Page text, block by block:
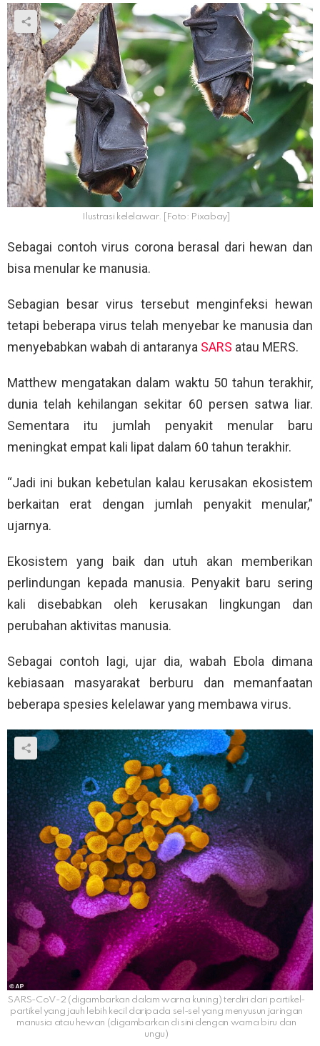
Ilustrasi kelelawar. [Foto: Pixabay]
Sebagai contoh virus corona berasal dari hewan dan
bisa menular ke manusia.
Sebagian besar virus tersebut menginfeksi hewan
tetapi beberapa virus telah menyebar ke manusia dan
menyebabkan wabah di antaranya SARS atau MERS.
Matthew mengatakan dalam waktu 50 tahun terakhir,
dunia telah kehilangan sekitar 60 persen satwa liar.
Sementara itu jumlah penyakit menular baru
meningkat empat kali lipat dalam 60 tahun terakhir.
“Jadi ini bukan kebetulan kalau kerusakan ekosistem
berkaitan erat dengan jumlah penyakit menular,”
ujarnya.
Ekosistem yang baik dan utuh akan memberikan
perlindungan kepada manusia. Penyakit baru sering
kali disebabkan oleh kerusakan lingkungan dan
perubahan aktivitas manusia.
Sebagai contoh lagi, ujar dia, wabah Ebola dimana
kebiasaan masyarakat berburu dan memanfaatan
beberapa spesies kelelawar yang membawa virus.
SARS-CoV-2 (digambarkan dalam warna kuning) terdiri dari partikel-
partikel yang jauh lebih kecil daripada sel-sel yang menyusun jaringan
manusia atau hewan (digambarkan di sini dengan warna biru dan
ungu)